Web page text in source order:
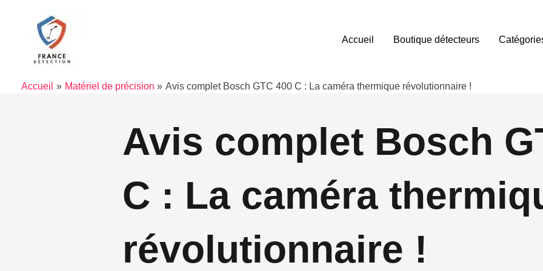
Accueil Boutique détecteurs
Accueil Matériel de précision Avis complet Bosch GTC 400 C : La caméra thermique révolutionnaire !
Avis complet Bosch
C : La caméra
révolutionnaire !